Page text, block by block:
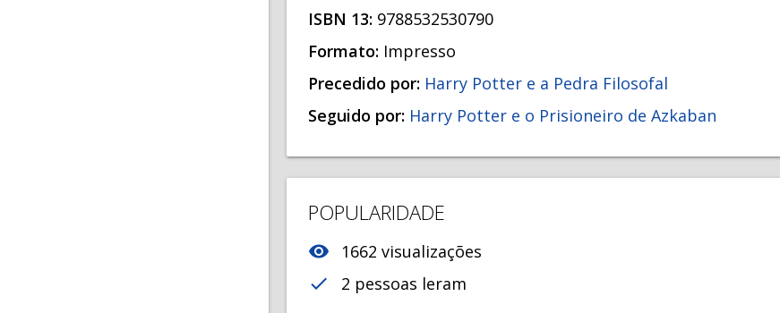
ISBN 13: 9788532530790
Formato: Impresso
Precedido por: Harry Potter e a Pedra Filosofal
Seguido por: Harry Potter e o Prisioneiro de Azkaban
POPULARIDADE
visibility
1662 visualizações
check
2 pessoas leram